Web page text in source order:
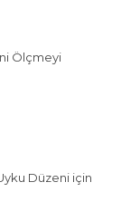
Ölçmeyi
Düzeni için